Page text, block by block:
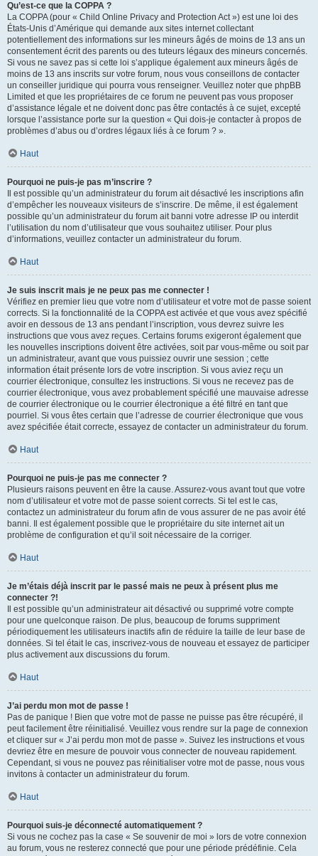
Qu’est-ce que la COPPA ?
La COPPA (pour « Child Online Privacy and Protection Act ») est une loi des
États-Unis d’Amérique qui demande aux sites internet collectant
potentiellement des informations sur les mineurs âgés de moins de 13 ans un
consentement écrit des parents ou des tuteurs légaux des mineurs concernés.
Si vous ne savez pas si cette loi s’applique également aux mineurs âgés de
moins de 13 ans inscrits sur votre forum, nous vous conseillons de contacter
un conseiller juridique qui pourra vous renseigner. Veuillez noter que phpBB
Limited et que les propriétaires de ce forum ne peuvent pas vous proposer
d’assistance légale et ne doivent donc pas être contactés à ce sujet, excepté
lorsque l’assistance porte sur la question « Qui dois-je contacter à propos de
problèmes d’abus ou d’ordres légaux liés à ce forum ? ».
Haut
Pourquoi ne puis-je pas m’inscrire ?
Il est possible qu’un administrateur du forum ait désactivé les inscriptions afin
d’empêcher les nouveaux visiteurs de s’inscrire. De même, il est également
possible qu’un administrateur du forum ait banni votre adresse IP ou interdit
l’utilisation du nom d’utilisateur que vous souhaitez utiliser. Pour plus
d’informations, veuillez contacter un administrateur du forum.
Haut
Je suis inscrit mais je ne peux pas me connecter !
Vérifiez en premier lieu que votre nom d’utilisateur et votre mot de passe soient
corrects. Si la fonctionnalité de la COPPA est activée et que vous avez spécifié
avoir en dessous de 13 ans pendant l’inscription, vous devrez suivre les
instructions que vous avez reçues. Certains forums exigeront également que
les nouvelles inscriptions doivent être activées, soit par vous-même ou soit par
un administrateur, avant que vous puissiez ouvrir une session ; cette
information était présente lors de votre inscription. Si vous aviez reçu un
courrier électronique, consultez les instructions. Si vous ne recevez pas de
courrier électronique, vous avez probablement spécifié une mauvaise adresse
de courrier électronique ou le courrier électronique a été filtré en tant que
pourriel. Si vous êtes certain que l’adresse de courrier électronique que vous
avez spécifiée était correcte, essayez de contacter un administrateur du forum.
Haut
Pourquoi ne puis-je pas me connecter ?
Plusieurs raisons peuvent en être la cause. Assurez-vous avant tout que votre
nom d’utilisateur et votre mot de passe soient corrects. Si tel est le cas,
contactez un administrateur du forum afin de vous assurer de ne pas avoir été
banni. Il est également possible que le propriétaire du site internet ait un
problème de configuration et qu’il soit nécessaire de la corriger.
Haut
Je m’étais déjà inscrit par le passé mais ne peux à présent plus me
connecter ?!
Il est possible qu’un administrateur ait désactivé ou supprimé votre compte
pour une quelconque raison. De plus, beaucoup de forums suppriment
périodiquement les utilisateurs inactifs afin de réduire la taille de leur base de
données. Si tel était le cas, inscrivez-vous de nouveau et essayez de participer
plus activement aux discussions du forum.
Haut
J’ai perdu mon mot de passe !
Pas de panique ! Bien que votre mot de passe ne puisse pas être récupéré, il
peut facilement être réinitialisé. Veuillez vous rendre sur la page de connexion
et cliquer sur « J’ai perdu mon mot de passe ». Suivez les instructions et vous
devriez être en mesure de pouvoir vous connecter de nouveau rapidement.
Cependant, si vous ne pouvez pas réinitialiser votre mot de passe, nous vous
invitons à contacter un administrateur du forum.
Haut
Pourquoi suis-je déconnecté automatiquement ?
Si vous ne cochez pas la case « Se souvenir de moi » lors de votre connexion
au forum, vous ne resterez connecté que pour une période prédéfinie. Cela